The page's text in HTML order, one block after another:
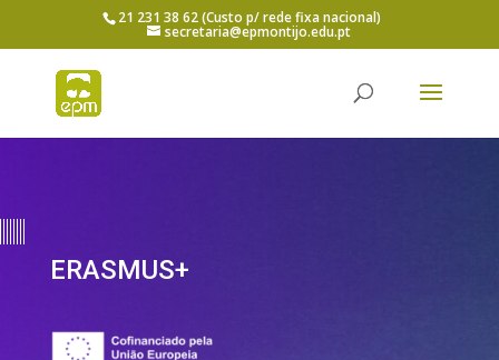
21 231 38 62 (Custo p/ rede fixa nacional)
secretaria@epmontijo.edu.pt
ERASMUS+